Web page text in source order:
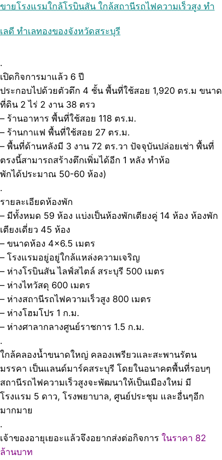
ขายโรงแรมใกล้โรบินสัน ใกล้สถานีรถไฟความเร็วสูง ทํา
เลดี ทําเลทองของจังหวัดสระบุรี
.
เปิดกิจการมาแล้ว 6 ปี
ประกอบไปด้วยตัวตึก 4 ชั้น พื้นที่ใช้สอย 1,920 ตร.ม ขนาด
ที่ดิน 2 ไร่ 2 งาน 38 ตรว
– ร้านอาหาร พื้นที่ใช้สอย 118 ตร.ม.
– ร้านกาแฟ พื้นที่ใช้สอย 27 ตร.ม.
– พื้นที่ด้านหลังมี 3 งาน 72 ตร.วา ปัจจุบันปล่อยเช่า พื้นที่
ตรงนี้สามารถสร้างตึกเพิ่มได้อีก 1 หลัง ทําห้อ
พักได้ประมาณ 50-60 ห้อง)
.
รายละเอียดห้องพัก
– มีทั้งหมด 59 ห้อง แบ่งเป็นห้องพักเตียงคู่ 14 ห้อง ห้องพัก
เตียงเดี่ยว 45 ห้อง
– ขนาดห้อง 4×6.5 เมตร
– โรงแรมอยู่อยู่ใกล้แหล่งความเจริญ
– ห่างโรบินสัน ไลฟ์สไตล์ สระบุรี 500 เมตร
– ห่างไทวัสดุ 600 เมตร
– ห่างสถานีรถไฟความเร็วสูง 800 เมตร
– ห่างโฮมโปร 1 ก.ม.
– ห่างศาลากลางศูนย์ราชการ 1.5 ก.ม.
.
ใกล้คลองน้ำขนาดใหญ่ คลองเพรียวและสะพานรัตน
มรรคา เป็นแลนด์มาร์คสระบุรี โดยในอนาคตพื้นที่รอบๆ
สถานีรถไฟความเร็วสูงจะพัฒนาให้เป็นเมืองใหม่ มี
โรงแรม 5 ดาว, โรงพยาบาล, ศูนย์ประชุม และอื่นๆอีก
มากมาย
.
เจ้าของอายุเยอะแล้วจึงอยากส่งต่อกิจการ ในราคา 82
ล้านบาท